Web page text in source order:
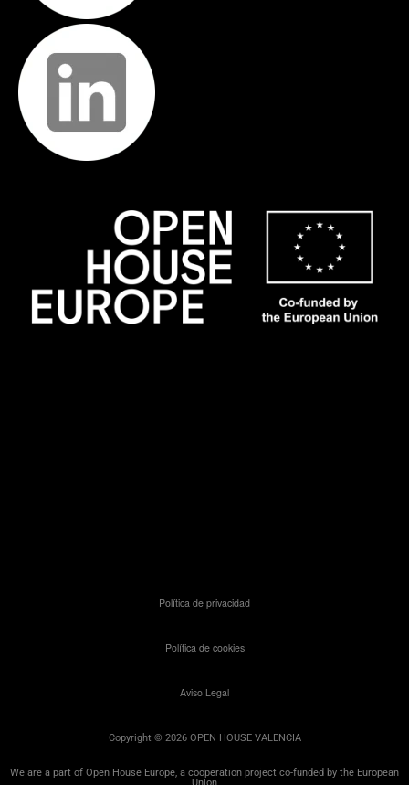
Política de privacidad
Política de cookies
Aviso Legal
Copyright © 2026 OPEN HOUSE VALENCIA
We are a part of Open House Europe, a cooperation project co-funded by the European